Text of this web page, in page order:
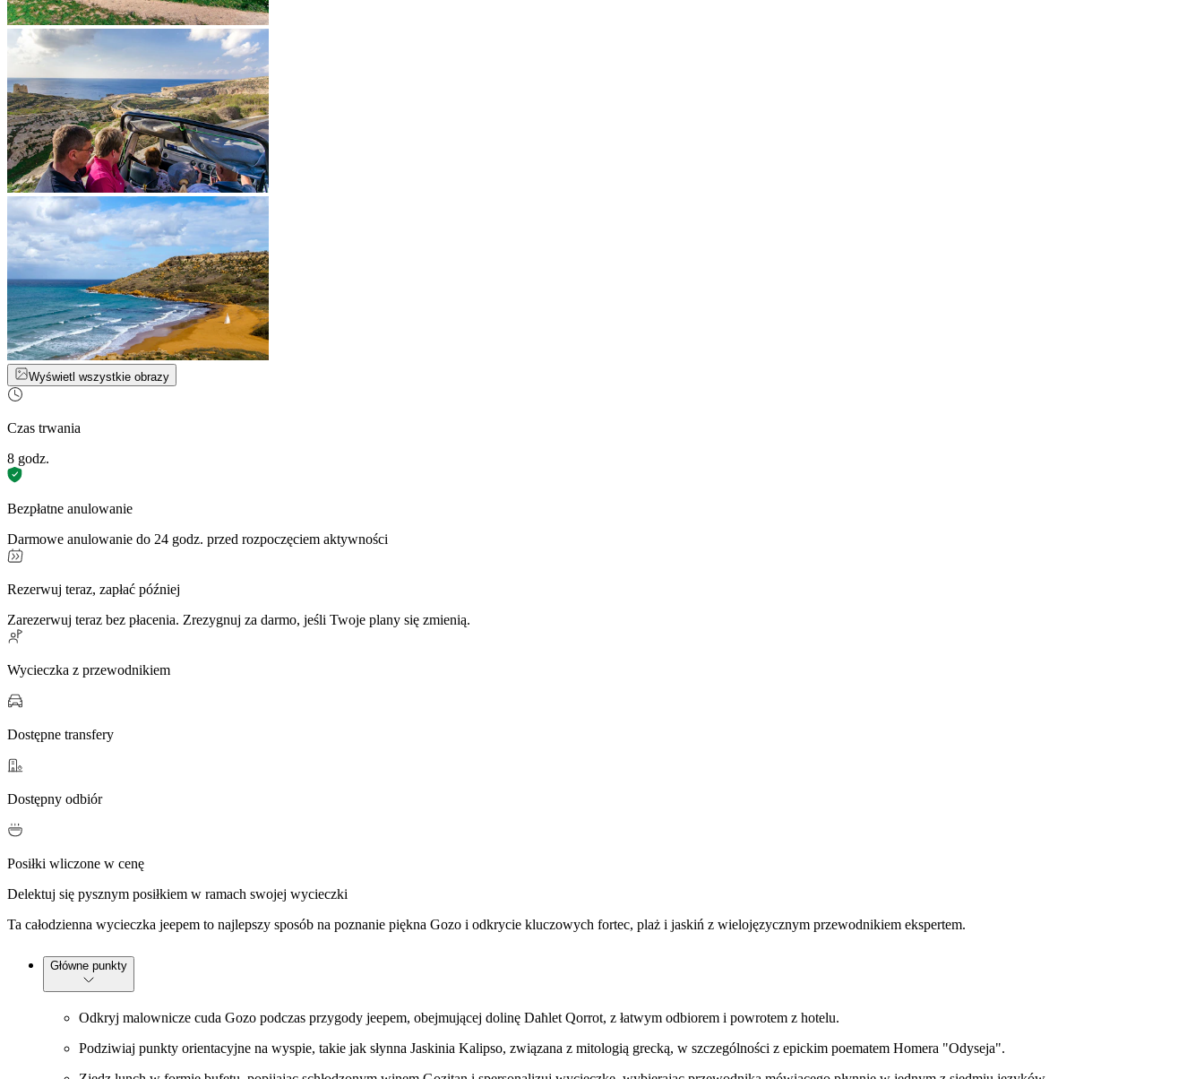
Wyświetl wszystkie obrazy
Czas trwania
8 godz.
Bezpłatne anulowanie
Darmowe anulowanie do 24 godz. przed rozpoczęciem aktywności
Rezerwuj teraz, zapłać później
Zarezerwuj teraz bez płacenia. Zrezygnuj za darmo, jeśli Twoje plany się zmienią.
Wycieczka z przewodnikiem
Dostępne transfery
Dostępny odbiór
Posiłki wliczone w cenę
Delektuj się pysznym posiłkiem w ramach swojej wycieczki
Ta całodzienna wycieczka jeepem to najlepszy sposób na poznanie piękna Gozo i odkrycie kluczowych fortec, plaż i jaskiń z wielojęzycznym przewodnikiem ekspertem.
Główne punkty
Odkryj malownicze cuda Gozo podczas przygody jeepem, obejmującej dolinę Daħlet Qorrot, z łatwym odbiorem i powrotem z hotelu.
Podziwiaj punkty orientacyjne na wyspie, takie jak słynna Jaskinia Kalipso, związana z mitologią grecką, w szczególności z epickim poematem Homera "Odyseja".